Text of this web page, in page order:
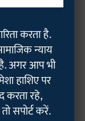
करता है.
न्याय
अगर आप भी
हाशिए पर
रहे,
सपोर्ट करें.